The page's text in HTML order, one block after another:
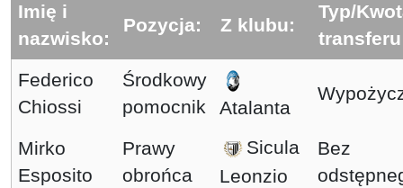
Imię i
nazwisko:
Pozycja: Z klubu:
Typ/
Federico
Chiossi
Środkowy
pomocnik
Atalanta
Mirko
Esposito
Prawy
obrońca
Sicula
Leonzio
Bez